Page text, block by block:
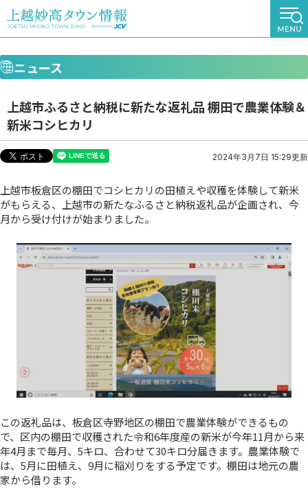
ニュース
上越市ふるさと納税に新たな返礼品 棚田で農業体験＆
新米コシヒカリ
2024年3月7日 15:29更新
上越市板倉区の棚田でコシヒカリの田植えや収穫を体験して新米
がもらえる、上越市の新たなふるさと納税返礼品が企画され、今
月から受け付けが始まりました。
この返礼品は、板倉区寺野地区の棚田で農業体験ができるもの
で、区内の棚田で収穫された令和6年度産の新米が今年11月から来
年4月まで毎月、5キロ、合わせて30キロ分届きます。農業体験で
は、5月に田植え、9月に稲刈りをする予定です。棚田は地元の農
家から借ります。